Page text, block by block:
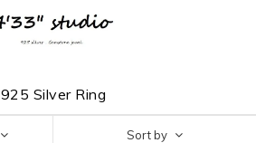
925 Silver Ring
Sort by